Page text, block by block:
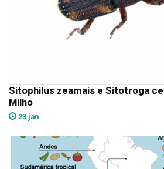
Sitophilus zeamais e Sitotroga
Milho
23 jan